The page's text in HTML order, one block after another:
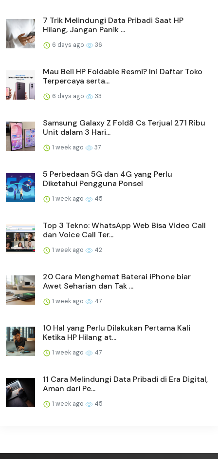
7 Trik Melindungi Data Pribadi Saat HP
Hilang, Jangan Panik ...
6 days ago 36
Mau Beli HP Foldable Resmi? Ini Daftar Toko
Terpercaya serta...
6 days ago 33
Samsung Galaxy Z Fold8 Cs Terjual 271 Ribu
Unit dalam 3 Hari...
1 week ago 37
5 Perbedaan 5G dan 4G yang Perlu
Diketahui Pengguna Ponsel
1 week ago 45
Top 3 Tekno: WhatsApp Web Bisa Video Call
dan Voice Call Ter...
1 week ago 42
20 Cara Menghemat Baterai iPhone biar
Awet Seharian dan Tak ...
1 week ago 47
10 Hal yang Perlu Dilakukan Pertama Kali
Ketika HP Hilang at...
1 week ago 47
11 Cara Melindungi Data Pribadi di Era Digital,
Aman dari Pe...
1 week ago 45